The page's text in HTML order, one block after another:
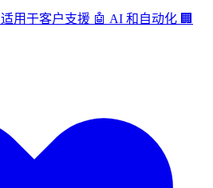
适用于客户支援 🤖 AI 和自动化 🏢